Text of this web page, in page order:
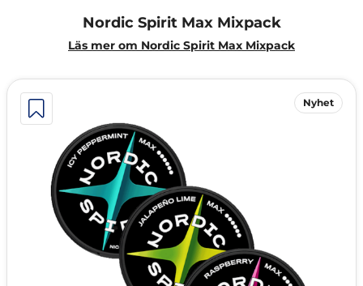
Nyhet
Nordic Spirit Max Mixpack
Läs mer om Nordic Spirit Max Mixpack